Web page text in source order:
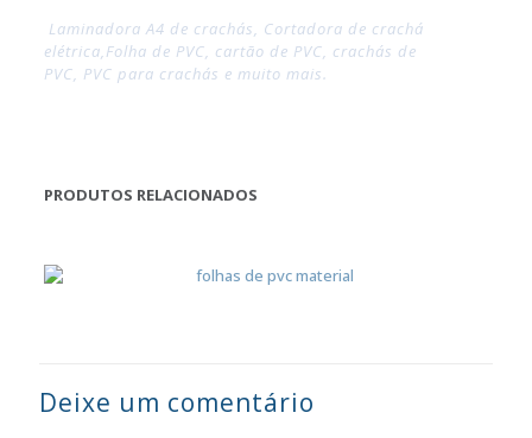
Laminadora A4 de crachás, Cortadora de crachá
elétrica,Folha de PVC, cartão de PVC, crachás de
PVC, PVC para crachás e muito mais.
PRODUTOS RELACIONADOS
Deixe um comentário